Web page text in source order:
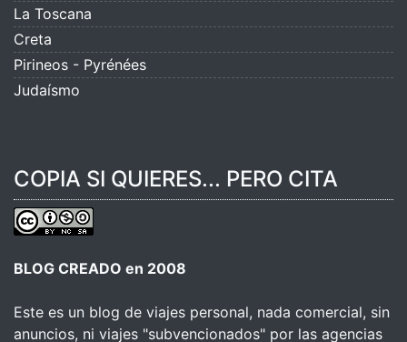
La Toscana
Creta
Pirineos - Pyrénées
Judaísmo
COPIA SI QUIERES... PERO CITA
BLOG CREADO en 2008
Este es un blog de viajes personal, nada comercial, sin
anuncios, ni viajes "subvencionados" por las agencias